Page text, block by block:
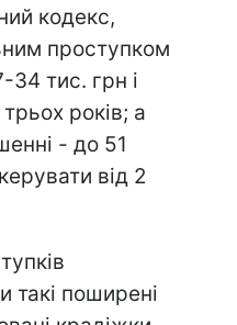
кодекс,
проступком
тис. грн і
років; а
- до 51
від 2
такі поширені